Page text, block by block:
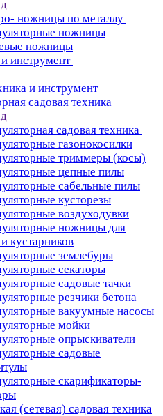
ножницы по металлу
ножницы
ножницы
инструмент
и инструмент
садовая техника
садовая техника
газонокосилки
триммеры (косы)
цепные пилы
сабельные пилы
кусторезы
воздуходувки
ножницы для
кустарников
землебуры
секаторы
садовые тачки
резчики бетона
вакуумные насосы
мойки
опрыскиватели
садовые
скарификаторы-
(сетевая) садовая техника